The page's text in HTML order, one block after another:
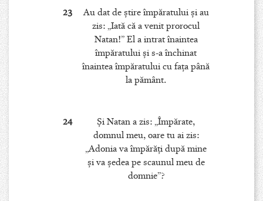
23
Au dat de ştire împăratului şi au
zis: „Iată că a venit prorocul
Natan!” El a intrat înaintea
împăratului şi s-a închinat
înaintea împăratului cu faţa până
la pământ.
24
Şi Natan a zis: „Împărate,
domnul meu, oare tu ai zis:
„Adonia va împărăţi după mine
şi va şedea pe scaunul meu de
domnie”?